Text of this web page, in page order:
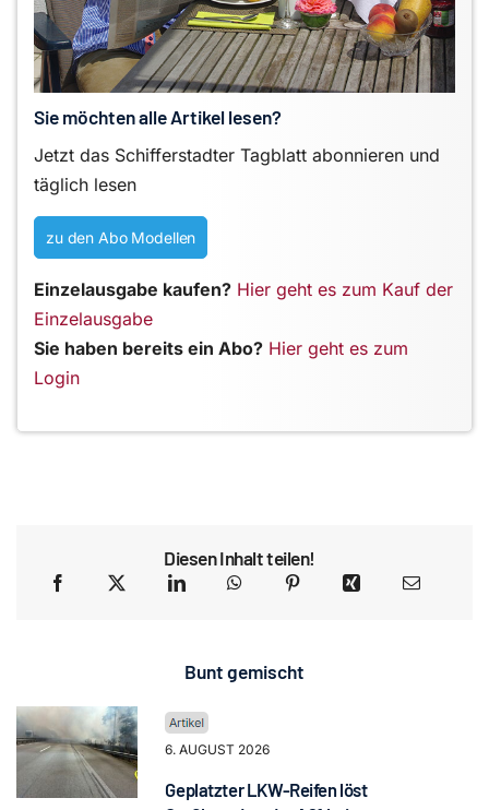
Sie möchten alle Artikel lesen?
Jetzt das Schifferstadter Tagblatt abonnieren und
täglich lesen
zu den Abo Modellen
Einzelausgabe kaufen? Hier geht es zum Kauf der
Einzelausgabe
Sie haben bereits ein Abo? Hier geht es zum
Login
Diesen Inhalt teilen!
Bunt gemischt
6. AUGUST 2026
Geplatzter LKW-Reifen löst